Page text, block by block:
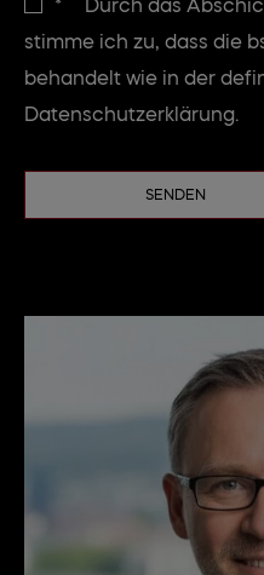
Durch das
stimme ich zu, dass die
behandelt wie in der
Datenschutzerklärung.
SENDEN